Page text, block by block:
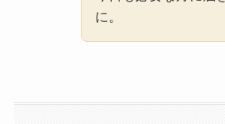
に。